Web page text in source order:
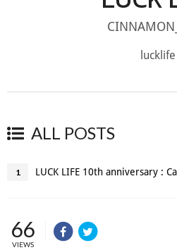
lucklife
ALL POSTS
1
66
VIEWS